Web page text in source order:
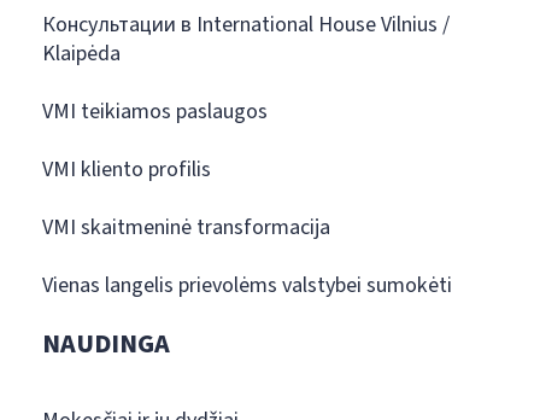
Консультации в International House Vilnius /
Klaipėda
VMI teikiamos paslaugos
VMI kliento profilis
VMI skaitmeninė transformacija
Vienas langelis prievolėms valstybei sumokėti
NAUDINGA